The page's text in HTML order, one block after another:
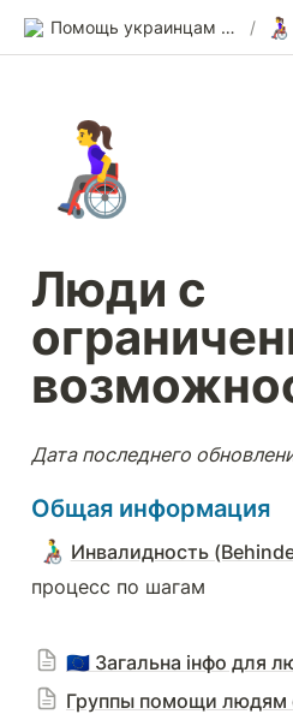
Помощь украинцам в Германии / 👩‍🦽
👩‍🦽
Люди с
Дата последнего
Общая информация
👨‍🦽 Инвалидность
процесс по шагам